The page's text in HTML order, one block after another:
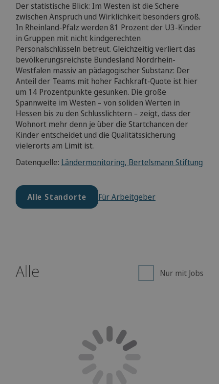
Der statistische Blick: Im Westen ist die Schere
zwischen Anspruch und Wirklichkeit besonders groß.
In Rheinland-Pfalz werden 81 Prozent der U3-Kinder
in Gruppen mit nicht kindgerechten
Personalschlüsseln betreut. Gleichzeitig verliert das
bevölkerungsreichste Bundesland Nordrhein-
Westfalen massiv an pädagogischer Substanz: Der
Anteil der Teams mit hoher Fachkraft-Quote ist hier
um 14 Prozentpunkte gesunken. Die große
Spannweite im Westen – von soliden Werten in
Hessen bis zu den Schlusslichtern – zeigt, dass der
Wohnort mehr denn je über die Startchancen der
Kinder entscheidet und die Qualitätssicherung
vielerorts am Limit ist.
Datenquelle: Ländermonitoring, Bertelsmann Stiftung
Alle Standorte Für Arbeitgeber
Alle Nur mit Jobs